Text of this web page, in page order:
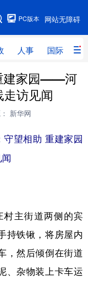
网站无障碍
PC版本
人事 国际 财
人事
港澳
线
体育
化 数字经济
溯源中国
会展
建家园——河
访见闻
新华网
守望相助 重建家园
主街道两侧的宾
持铁锹，将房屋内
，然后倾倒在街道
、杂物装上卡车运